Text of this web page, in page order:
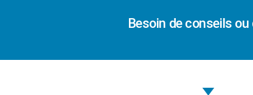
Besoin de conseils